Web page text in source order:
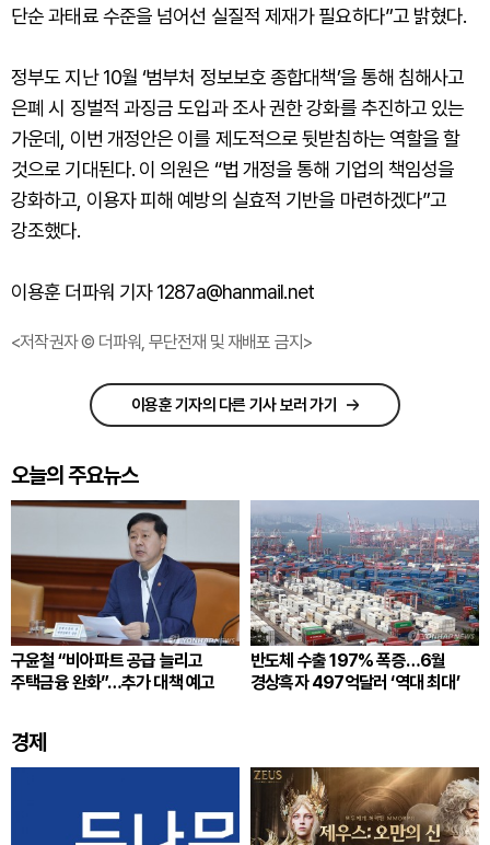
단순 과태료 수준을 넘어선 실질적 제재가 필요하다”고 밝혔다.
정부도 지난 10월 ‘범부처 정보보호 종합대책’을 통해 침해사고
은폐 시 징벌적 과징금 도입과 조사 권한 강화를 추진하고 있는
가운데, 이번 개정안은 이를 제도적으로 뒷받침하는 역할을 할
것으로 기대된다. 이 의원은 “법 개정을 통해 기업의 책임성을
강화하고, 이용자 피해 예방의 실효적 기반을 마련하겠다”고
강조했다.
이용훈 더파워 기자 1287a@hanmail.net
<저작권자 © 더파워, 무단전재 및 재배포 금지>
이용훈 기자의 다른 기사 보러 가기
오늘의 주요뉴스
구윤철 “비아파트 공급 늘리고
주택금융 완화”…추가 대책 예고
반도체 수출 197% 폭증…6월
경상흑자 497억달러 ‘역대 최대’
경제